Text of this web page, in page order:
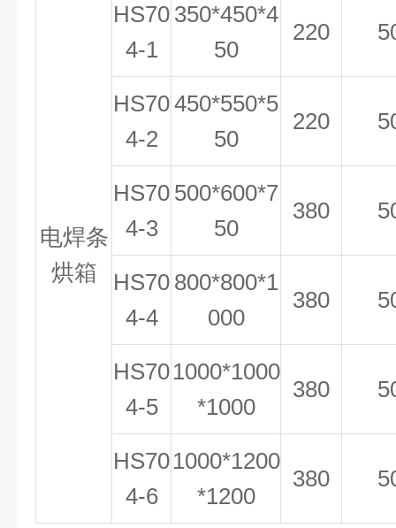
电焊条
烘箱
HS70
4-1
350*450*4
50
220
HS70
4-2
450*550*5
50
220
HS70
4-3
500*600*7
50
380
HS70
4-4
800*800*1
000
380
HS70
4-5
1000*1000
*1000
380
HS70
4-6
1000*1200
*1200
380